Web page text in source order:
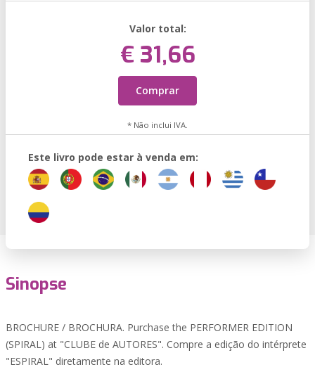
Valor total:
€ 31,66
Comprar
* Não inclui IVA.
Este livro pode estar à venda em:
Sinopse
BROCHURE / BROCHURA. Purchase the PERFORMER EDITION
(SPIRAL) at "CLUBE de AUTORES". Compre a edição do intérprete
"ESPIRAL" diretamente na editora.